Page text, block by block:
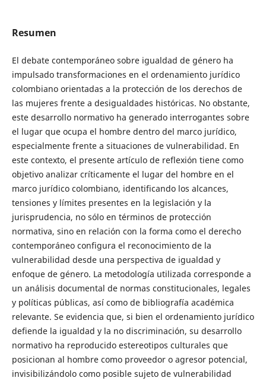
Resumen
El debate contemporáneo sobre igualdad de género ha
impulsado transformaciones en el ordenamiento jurídico
colombiano orientadas a la protección de los derechos de
las mujeres frente a desigualdades históricas. No obstante,
este desarrollo normativo ha generado interrogantes sobre
el lugar que ocupa el hombre dentro del marco jurídico,
especialmente frente a situaciones de vulnerabilidad. En
este contexto, el presente artículo de reflexión tiene como
objetivo analizar críticamente el lugar del hombre en el
marco jurídico colombiano, identificando los alcances,
tensiones y límites presentes en la legislación y la
jurisprudencia, no sólo en términos de protección
normativa, sino en relación con la forma como el derecho
contemporáneo configura el reconocimiento de la
vulnerabilidad desde una perspectiva de igualdad y
enfoque de género. La metodología utilizada corresponde a
un análisis documental de normas constitucionales, legales
y políticas públicas, así como de bibliografía académica
relevante. Se evidencia que, si bien el ordenamiento jurídico
defiende la igualdad y la no discriminación, su desarrollo
normativo ha reproducido estereotipos culturales que
posicionan al hombre como proveedor o agresor potencial,
invisibilizándolo como posible sujeto de vulnerabilidad